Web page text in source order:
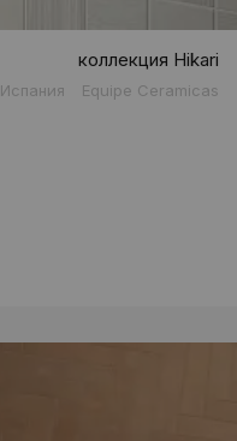
коллекция Hikari
Испания Equipe Ceramicas